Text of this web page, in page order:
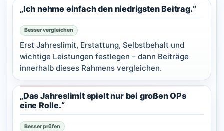
„Ich nehme einfach den niedrigsten Beitrag.“
Besser vergleichen
Erst Jahreslimit, Erstattung, Selbstbehalt und
wichtige Leistungen festlegen – dann Beiträge
innerhalb dieses Rahmens vergleichen.
„Das Jahreslimit spielt nur bei großen OPs
eine Rolle.“
Besser prüfen